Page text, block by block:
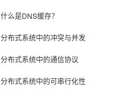
什么是DNS缓存？
分布式系统中的冲突与并发
分布式系统中的通信协议
分布式系统中的可串行化性